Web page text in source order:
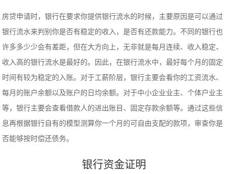
房贷申请时，银行在要求你提供银行流水的时候，主要原因是可以通过
银行流水来判别你是否有稳定的收入，是否有还款能力。不同的银行也
许多多少少会有差距，但在大方向上，无非就是每月连续、收入稳定、
收入高的银行流水是最好的。因此，在银行流水中，最好每个月的固定
时间有较为稳定的入账。对于工薪阶层，银行主要会看你的工资流水、
每月的账户余额以及账户的日均余额。对于中小企业业主、个体户业主
等，银行主要会查看借款人的进出账目、固定存款余额等。通过这些信
息再根据银行自有的模型测算你一个月的可自由支配的款项，审查你是
否能够按时偿还债务。
银行资金证明